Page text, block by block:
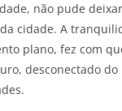
não pude
cidade. A
plano, fez com
desconectado